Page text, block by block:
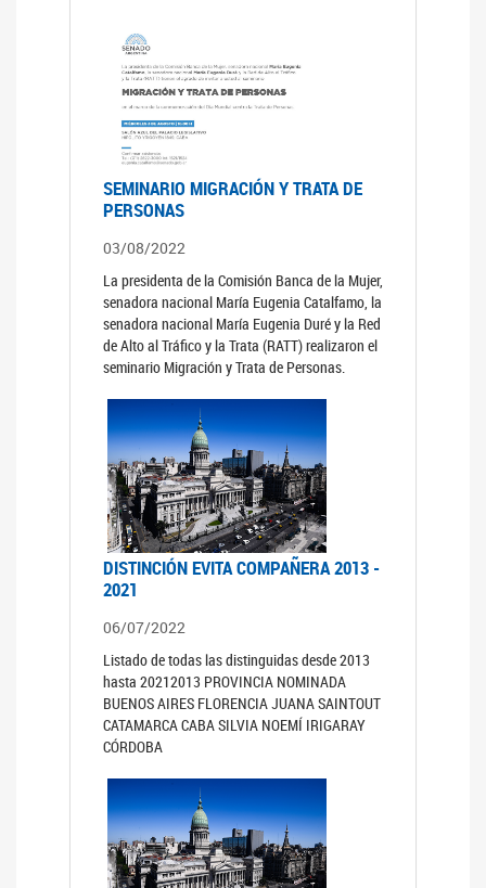
SEMINARIO MIGRACIÓN Y TRATA DE
PERSONAS
03/08/2022
La presidenta de la Comisión Banca de la Mujer,
senadora nacional María Eugenia Catalfamo, la
senadora nacional María Eugenia Duré y la Red
de Alto al Tráfico y la Trata (RATT) realizaron el
seminario Migración y Trata de Personas.
DISTINCIÓN EVITA COMPAÑERA 2013 -
2021
06/07/2022
Listado de todas las distinguidas desde 2013
hasta 20212013 PROVINCIA NOMINADA
BUENOS AIRES FLORENCIA JUANA SAINTOUT
CATAMARCA CABA SILVIA NOEMÍ IRIGARAY
CÓRDOBA